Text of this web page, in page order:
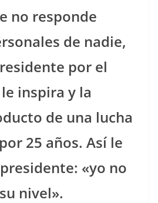
no responde
de nadie,
por el
inspira y la
de una lucha
25 años. Así le
«yo no
nivel».